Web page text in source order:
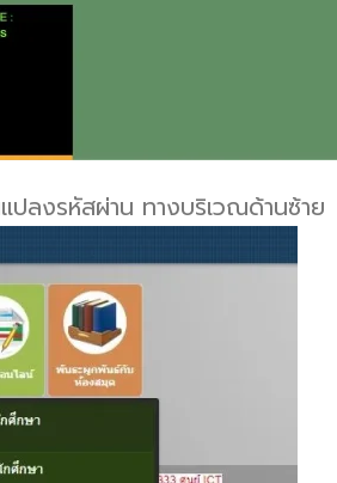
ปลงรหัสผ่าน ทางบริเวณด้านซ้าย